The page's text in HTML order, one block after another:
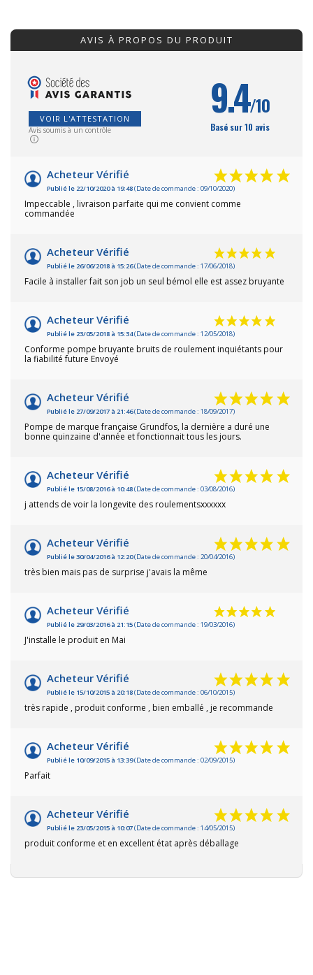
AVIS À PROPOS DU PRODUIT
VOIR L'ATTESTATION
Avis soumis à un contrôle
9.4/10
Basé sur 10 avis
Acheteur Vérifié
Publié le 22/10/2020 à 19:48(Date de commande : 09/10/2020)
Impeccable , livraison parfaite qui me convient comme
commandée
Acheteur Vérifié
Publié le 26/06/2018 à 15:26(Date de commande : 17/06/2018)
Facile à installer fait son job un seul bémol elle est assez bruyante
Acheteur Vérifié
Publié le 23/05/2018 à 15:34(Date de commande : 12/05/2018)
Conforme pompe bruyante bruits de roulement inquiétants pour
la fiabilité future Envoyé
Acheteur Vérifié
Publié le 27/09/2017 à 21:46(Date de commande : 18/09/2017)
Pompe de marque française Grundfos, la dernière a duré une
bonne quinzaine d'année et fonctionnait tous les jours.
Acheteur Vérifié
Publié le 15/08/2016 à 10:48(Date de commande : 03/08/2016)
j attends de voir la longevite des roulementsxxxxxx
Acheteur Vérifié
Publié le 30/04/2016 à 12:20(Date de commande : 20/04/2016)
très bien mais pas de surprise j'avais la même
Acheteur Vérifié
Publié le 29/03/2016 à 21:15(Date de commande : 19/03/2016)
J'installe le produit en Mai
Acheteur Vérifié
Publié le 15/10/2015 à 20:18(Date de commande : 06/10/2015)
très rapide , produit conforme , bien emballé , je recommande
Acheteur Vérifié
Publié le 10/09/2015 à 13:39(Date de commande : 02/09/2015)
Parfait
Acheteur Vérifié
Publié le 23/05/2015 à 10:07(Date de commande : 14/05/2015)
produit conforme et en excellent état après déballage